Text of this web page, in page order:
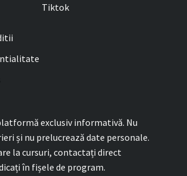
Tiktok
exclusiv informativă. Nu
și nu prelucrează date personale.
la cursuri, contactați direct
în fișele de program.